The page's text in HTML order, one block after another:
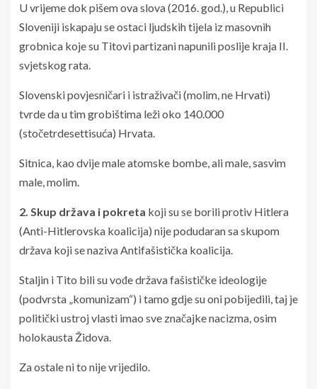
U vrijeme dok pišem ova slova (2016. god.), u Republici
Sloveniji iskapaju se ostaci ljudskih tijela iz masovnih
grobnica koje su Titovi partizani napunili poslije kraja II.
svjetskog rata.
Slovenski povjesničari i istraživači (molim, ne Hrvati)
tvrde da u tim grobištima leži oko 140.000
(stočetrdesettisuća) Hrvata.
Sitnica, kao dvije male atomske bombe, ali male, sasvim
male, molim.
2. Skup država i pokreta koji su se borili protiv Hitlera
(Anti-Hitlerovska koalicija) nije podudaran sa skupom
država koji se naziva Antifašistička koalicija.
Staljin i Tito bili su vođe država fašističke ideologije
(podvrsta „komunizam“) i tamo gdje su oni pobijedili, taj je
politički ustroj vlasti imao sve značajke nacizma, osim
holokausta Židova.
Za ostale ni to nije vrijedilo.